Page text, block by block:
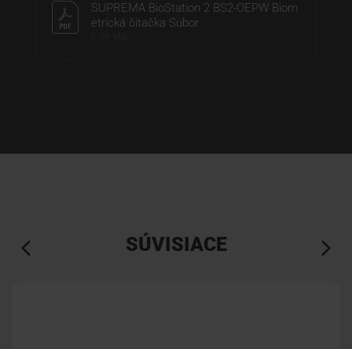
SUPREMA BioStation 2 BS2-OEPW Biom
etrická čítačka Súbor
SÚVISIACE